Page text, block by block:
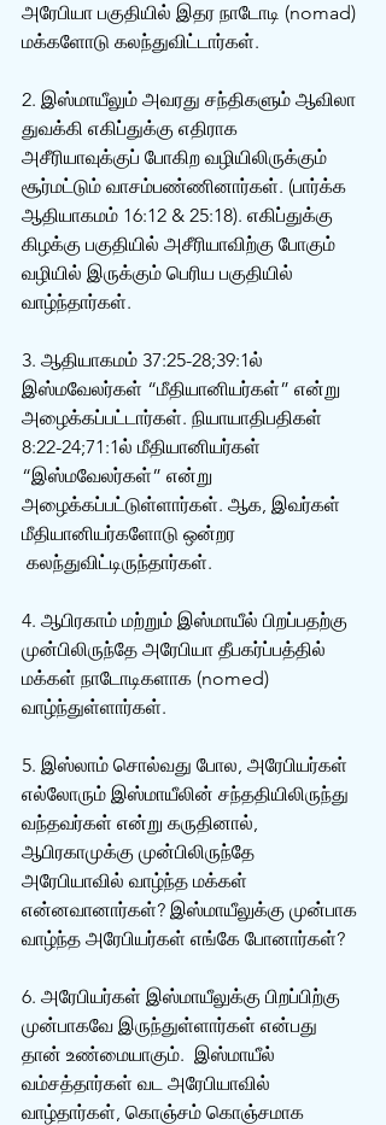
அரேபியா பகுதியில் இதர நாடோடி (nomad)
மக்களோடு கலந்துவிட்டார்கள்.
2. இஸ்மாயீலும் அவரது சந்திகளும் ஆவிலா
துவக்கி எகிப்துக்கு எதிராக
அசீரியாவுக்குப் போகிற வழியிலிருக்கும்
சூர்மட்டும் வாசம்பண்ணினார்கள். (பார்க்க
ஆதியாகமம் 16:12 & 25:18). எகிப்துக்கு
கிழக்கு பகுதியில் அசீரியாவிற்கு போகும்
வழியில் இருக்கும் பெரிய பகுதியில்
வாழ்ந்தார்கள்.
3. ஆதியாகமம் 37:25-28;39:1ல்
இஸ்மவேலர்கள் “மீதியானியர்கள்” என்று
அழைக்கப்பட்டார்கள். நியாயாதிபதிகள்
8:22-24;71:1ல் மீதியானியர்கள்
“இஸ்மவேலர்கள்” என்று
அழைக்கப்பட்டுள்ளார்கள். ஆக, இவர்கள்
மீதியானியர்களோடு ஒன்றர‌
கலந்துவிட்டிருந்தார்கள்.
4. ஆபிரகாம் மற்றும் இஸ்மாயீல் பிறப்பதற்கு
முன்பிலிருந்தே அரேபியா தீபகர்ப்பத்தில்
மக்கள் நாடோடிகளாக (nomed)
வாழ்ந்துள்ளார்கள்.
5. இஸ்லாம் சொல்வது போல, அரேபியர்கள்
எல்லோரும் இஸ்மாயீலின் சந்ததியிலிருந்து
வந்தவர்கள் என்று கருதினால்,
ஆபிரகாமுக்கு முன்பிலிருந்தே
அரேபியாவில் வாழ்ந்த மக்கள்
என்னவானார்கள்? இஸ்மாயீலுக்கு முன்பாக
வாழ்ந்த‌ அரேபியர்கள் எங்கே போனார்கள்?
6. அரேபியர்கள் இஸ்மாயீலுக்கு பிறப்பிற்கு
முன்பாகவே இருந்துள்ளார்கள் என்பது
தான் உண்மையாகும்.  இஸ்மாயீல்
வம்சத்தார்கள் வட அரேபியாவில்
வாழ்தார்கள், கொஞ்சம் கொஞ்சமாக